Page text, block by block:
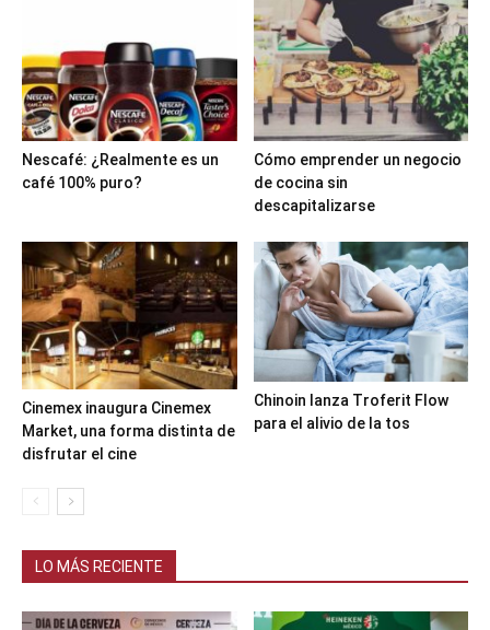
Nescafé: ¿Realmente es un
café 100% puro?
Cómo emprender un negocio
de cocina sin
descapitalizarse
Cinemex inaugura Cinemex
Market, una forma distinta de
disfrutar el cine
Chinoin lanza Troferit Flow
para el alivio de la tos
LO MÁS RECIENTE